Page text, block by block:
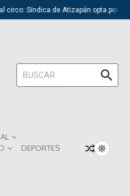
circo: Síndica de Atizapán opta por
Buscar:
DEPORTES